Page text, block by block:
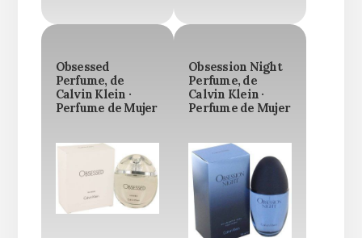
Obsessed
Perfume, de
Calvin Klein ·
Perfume de Mujer
Obsession Night
Perfume, de
Calvin Klein ·
Perfume de Mujer